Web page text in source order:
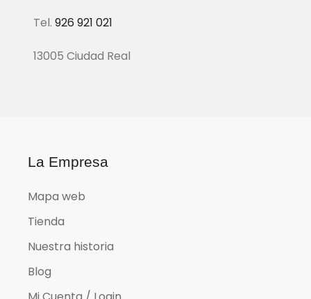
Tel. 926 921 021
13005 Ciudad Real
La Empresa
Mapa web
Tienda
Nuestra historia
Blog